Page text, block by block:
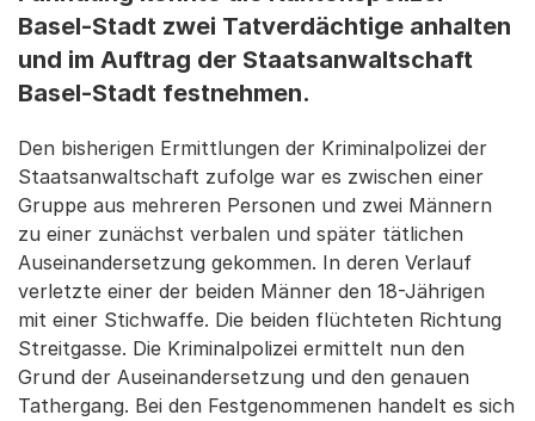
Basel-Stadt zwei Tatverdächtige anhalten
und im Auftrag der Staatsanwaltschaft
Basel-Stadt festnehmen.
Den bisherigen Ermittlungen der Kriminalpolizei der
Staatsanwaltschaft zufolge war es zwischen einer
Gruppe aus mehreren Personen und zwei Männern
zu einer zunächst verbalen und später tätlichen
Auseinandersetzung gekommen. In deren Verlauf
verletzte einer der beiden Männer den 18-Jährigen
mit einer Stichwaffe. Die beiden flüchteten Richtung
Streitgasse. Die Kriminalpolizei ermittelt nun den
Grund der Auseinandersetzung und den genauen
Tathergang. Bei den Festgenommenen handelt es sich